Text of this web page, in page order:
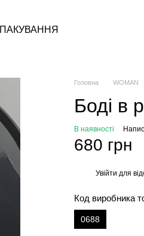
ПАКУВАННЯ
Головна WOMAN
Боді в
В наявності
680 грн
Увійти для
Код виробника
0688